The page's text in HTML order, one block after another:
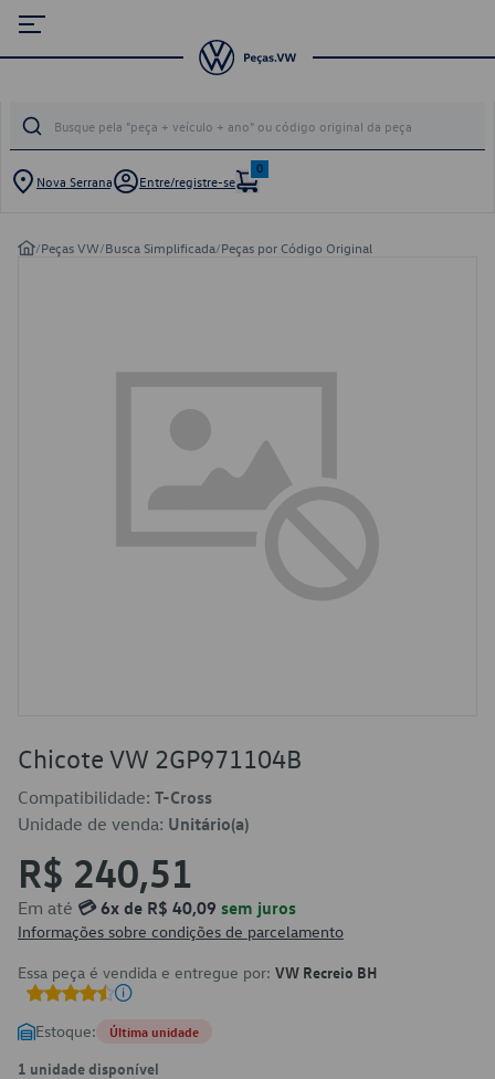
Nova Serrana Entre/registre-se
0
/Peças VW/Busca Simplificada/Peças por Código Original
Chicote VW 2GP971104B
Compatibilidade: T-Cross
Unidade de venda: Unitário(a)
R$ 240,51
Em até 💳 6x de R$ 40,09 sem juros
Informações sobre condições de parcelamento
Essa peça é vendida e entregue por: VW Recreio BH
Estoque: Última unidade
1 unidade disponível